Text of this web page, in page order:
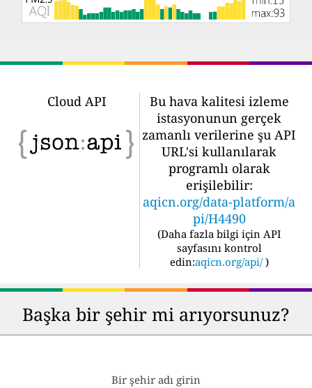
Cloud API
Bu hava kalitesi izleme
istasyonunun gerçek
zamanlı verilerine şu API
URL'si kullanılarak
programlı olarak
erişilebilir:
aqicn.org/data-platform/a
pi/H4490
(Daha fazla bilgi için API
sayfasını kontrol
edin:aqicn.org/api/ )
Başka bir şehir mi arıyorsunuz?
Bir şehir adı girin